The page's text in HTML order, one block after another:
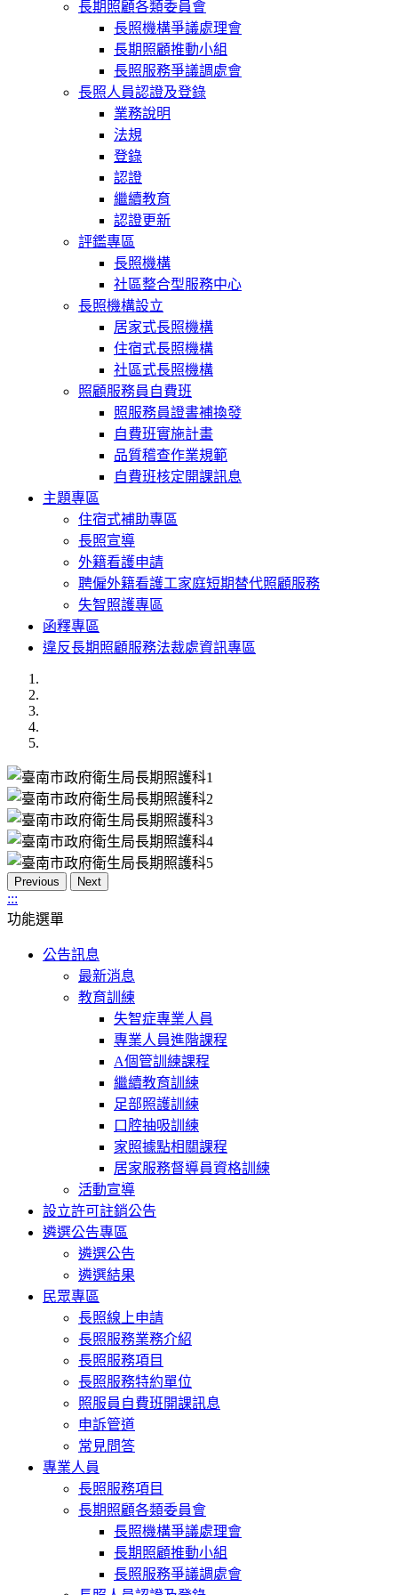
長期照顧各類委員會
長照機構爭議處理會
長期照顧推動小組
長照服務爭議調處會
長照人員認證及登錄
業務說明
法規
登錄
認證
繼續教育
認證更新
評鑑專區
長照機構
社區整合型服務中心
長照機構設立
居家式長照機構
住宿式長照機構
社區式長照機構
照顧服務員自費班
照服務員證書補換發
自費班實施計畫
品質稽查作業規範
自費班核定開課訊息
主題專區
住宿式補助專區
長照宣導
外籍看護申請
聘僱外籍看護工家庭短期替代照顧服務
失智照護專區
函釋專區
違反長期照顧服務法裁處資訊專區
Previous Next
:::
功能選單
公告訊息
最新消息
教育訓練
失智症專業人員
專業人員進階課程
A個管訓練課程
繼續教育訓練
足部照護訓練
口腔抽吸訓練
家照據點相關課程
居家服務督導員資格訓練
活動宣導
設立許可註銷公告
遴選公告專區
遴選公告
遴選結果
民眾專區
長照線上申請
長照服務業務介紹
長照服務項目
長照服務特約單位
照服員自費班開課訊息
申訴管道
常見問答
專業人員
長照服務項目
長期照顧各類委員會
長照機構爭議處理會
長期照顧推動小組
長照服務爭議調處會